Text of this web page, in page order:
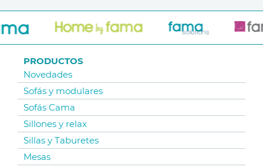
PRODUCTOS
Novedades
Sofás y modulares
Sofás Cama
Sillones y relax
Sillas y Taburetes
Mesas